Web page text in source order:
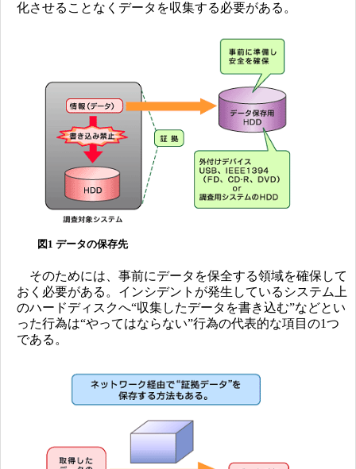
化させることなくデータを収集する必要がある。
図1 データの保存先
そのためには、事前にデータを保全する領域を確保して
おく必要がある。インシデントが発生しているシステム上
のハードディスクへ“収集したデータを書き込む”などとい
った行為は“やってはならない”行為の代表的な項目の1つ
である。